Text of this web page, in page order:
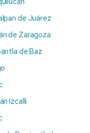
de Juárez
de Zaragoza
de Baz
Izcalli